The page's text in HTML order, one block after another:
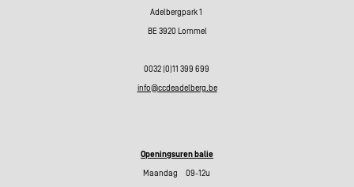
Adelbergpark 1
BE 3920 Lommel
0032 (0)11 399 699
info@ccdeadelberg.be
Openingsuren balie
Maandag 09-12u